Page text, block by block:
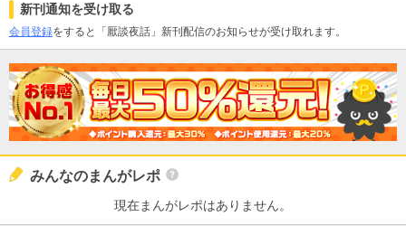
新刊通知を受け取る
会員登録をすると「厭談夜話」新刊配信のお知らせが受け取れます。
みんなのまんがレポ
現在まんがレポはありません。